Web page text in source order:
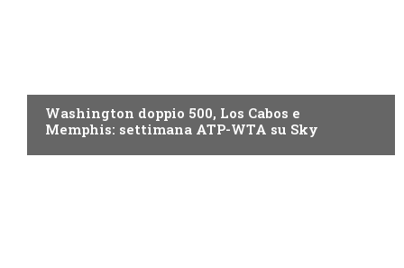
Washington doppio 500, Los Cabos e
Memphis: settimana ATP-WTA su Sky